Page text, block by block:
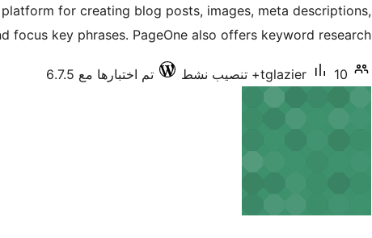
platform for creating blog posts, images, meta descriptions,
focus key phrases. PageOne also offers keyword research.
tglazier 10+ تنصيب نشط تم اختبارها مع 6.7.5